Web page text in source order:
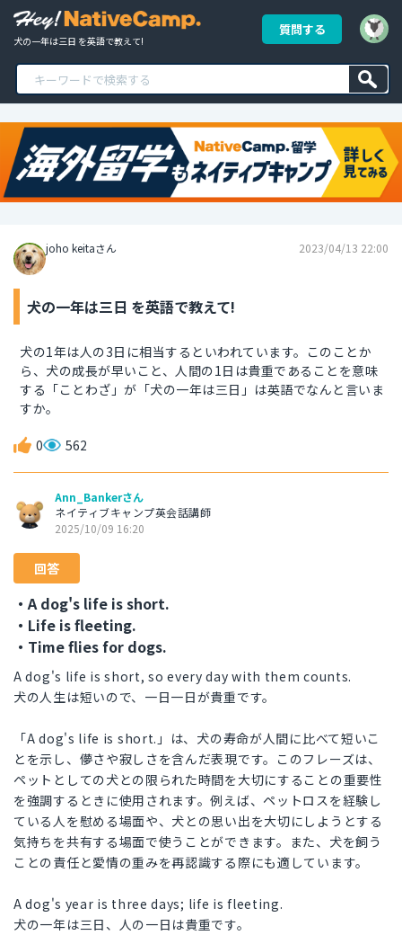
犬の一年は三日 を英語で教えて!
質問する
joho keitaさん 2023/04/13 22:00
犬の一年は三日 を英語で教えて!
犬の1年は人の3日に相当するといわれています。このことか
ら、犬の成長が早いこと、人間の1日は貴重であることを意味
する「ことわざ」が「犬の一年は三日」は英語でなんと言いま
すか。
0 562
Ann_Bankerさん
ネイティブキャンプ英会話講師
2025/10/09 16:20
回答
・A dog's life is short.
・Life is fleeting.
・Time flies for dogs.
A dog's life is short, so every day with them counts.
犬の人生は短いので、一日一日が貴重です。
「A dog's life is short.」は、犬の寿命が人間に比べて短いこ
とを示し、儚さや寂しさを含んだ表現です。このフレーズは、
ペットとしての犬との限られた時間を大切にすることの重要性
を強調するときに使用されます。例えば、ペットロスを経験し
ている人を慰める場面や、犬との思い出を大切にしようとする
気持ちを共有する場面で使うことができます。また、犬を飼う
ことの責任と愛情の重みを再認識する際にも適しています。
A dog's year is three days; life is fleeting.
犬の一年は三日、人の一日は貴重です。